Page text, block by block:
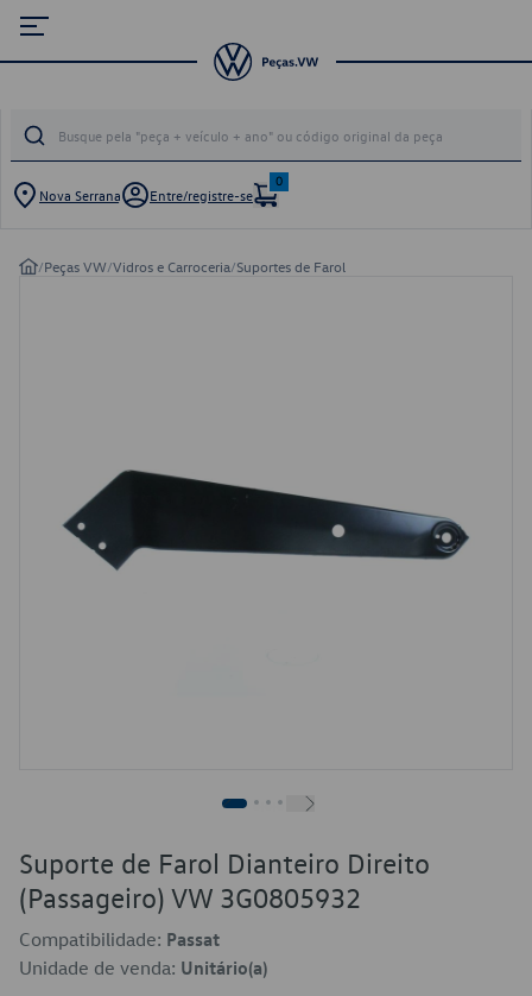
Nova Serrana Entre/registre-se
0
/Peças VW/Vidros e Carroceria/Suportes de Farol
Suporte de Farol Dianteiro Direito
(Passageiro) VW 3G0805932
Compatibilidade: Passat
Unidade de venda: Unitário(a)